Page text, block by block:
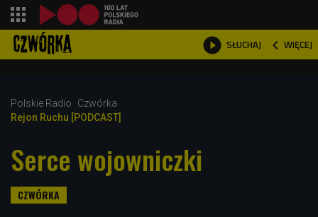
 SŁUCHAJ  WIĘCEJ

Polskie Radio
Czwórka
Rejon Ruchu [PODCAST]
Serce wojowniczki